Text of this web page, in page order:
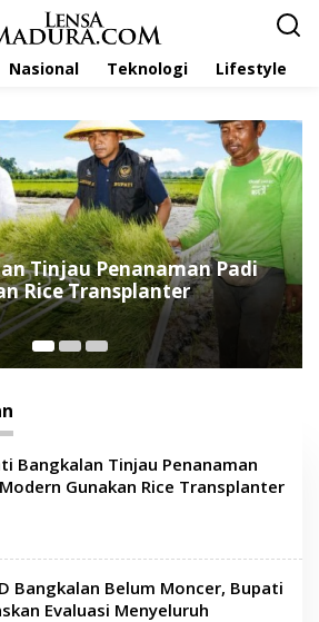
Nasional Teknologi Lifestyle
Padi
Berita
BUMD
Tegaskan
15 April 2026
Bangkalan Tinjau Penanaman
Gunakan Rice Transplanter
Bangkalan Belum Moncer, Bupati
Evaluasi Menyeluruh